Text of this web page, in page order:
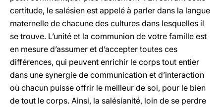
certitude, le salésien est appelé à parler dans la langue
maternelle de chacune des cultures dans lesquelles il
se trouve. L’unité et la communion de votre famille est
en mesure d’assumer et d’accepter toutes ces
différences, qui peuvent enrichir le corps tout entier
dans une synergie de communication et d’interaction
où chacun puisse offrir le meilleur de soi, pour le bien
de tout le corps. Ainsi, la salésianité, loin de se perdre